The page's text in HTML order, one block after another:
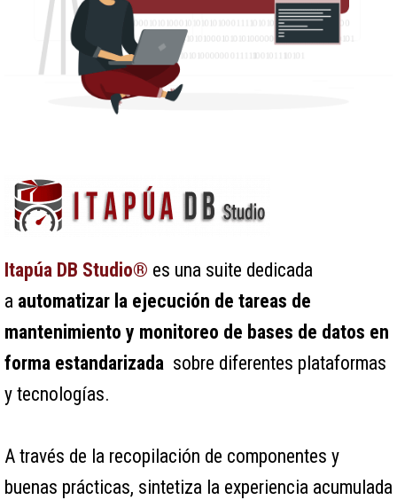
Itapúa DB Studio® es una suite dedicada
a automatizar la ejecución de tareas de
mantenimiento y monitoreo de bases de datos en
forma estandarizada sobre diferentes plataformas
y tecnologías.
A través de la recopilación de componentes y
buenas prácticas, sintetiza la experiencia acumulada